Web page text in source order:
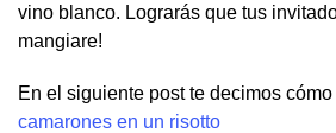
vino blanco. Lograrás que tus
mangiare!
En el siguiente post te decimos
camarones en un risotto